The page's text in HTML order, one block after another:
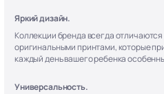
Яркий дизайн.
Коллекции бренда всегда
оригинальными принтами, которые
каждый день вашего ребенка
Универсальность.